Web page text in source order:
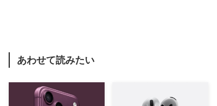
あわせて読みたい